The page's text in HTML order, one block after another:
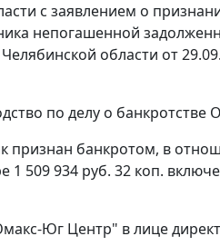
с заявлением о
непогашенной
области от
по делу о
признан банкротом, в
1 509 934 руб. 32 коп.
Юг Центр" в лице